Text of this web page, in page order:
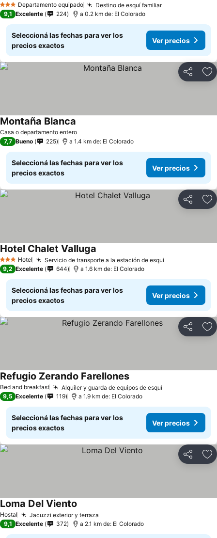
3 EstrellasDepartamento equipado Destino de esquí familiar
9,1 Excelente 224 a 0.2 km de: El Colorado
Seleccioná las fechas para ver los
precios exactos
Ver precios
Compartir
Casa o departamento entero
Montaña Blanca
7,7 Bueno 225 a 1.4 km de: El Colorado
Seleccioná las fechas para ver los
precios exactos
Ver precios
Compartir
3 Estrellas
Hotel Servicio de transporte a la estación de esquí
Hotel Chalet Valluga
9,2 Excelente 644 a 1.6 km de: El Colorado
Seleccioná las fechas para ver los
precios exactos
Ver precios
Compartir
Bed and breakfast Alquiler y guarda de equipos de esquí
Refugio Zerando Farellones
9,5 Excelente 119 a 1.9 km de: El Colorado
Seleccioná las fechas para ver los
precios exactos
Ver precios
Compartir
Hostal Jacuzzi exterior y terraza
Loma Del Viento
9,1 Excelente 372 a 2.1 km de: El Colorado